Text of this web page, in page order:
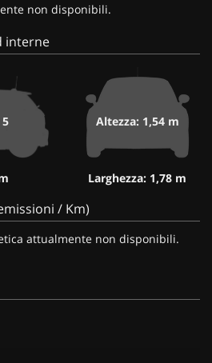
non disponibili.
interne
Altezza: 1,54 m
Larghezza: 1,78 m
/ Km)
attualmente non disponibili.